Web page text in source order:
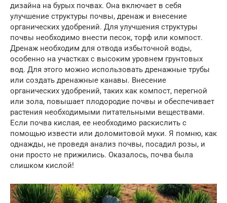
дизайна на бурых почвах. Она включает в себя
улучшение структуры почвы, дренаж и внесение
органических удобрений. Для улучшения структуры
почвы необходимо внести песок, торф или компост.
Дренаж необходим для отвода избыточной воды,
особенно на участках с высоким уровнем грунтовых
вод. Для этого можно использовать дренажные трубы
или создать дренажные канавы. Внесение
органических удобрений, таких как компост, перегной
или зола, повышает плодородие почвы и обеспечивает
растения необходимыми питательными веществами.
Если почва кислая, ее необходимо раскислить с
помощью извести или доломитовой муки. Я помню, как
однажды, не проведя анализ почвы, посадил розы, и
они просто не прижились. Оказалось, почва была
слишком кислой!